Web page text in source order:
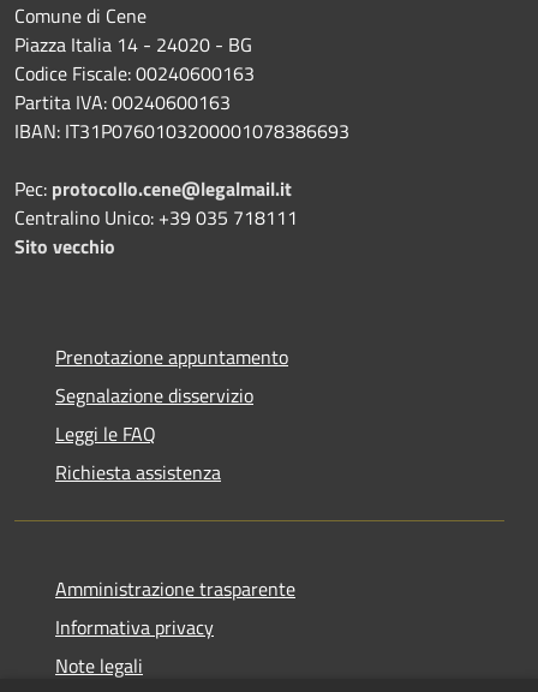
Comune di Cene
Piazza Italia 14 - 24020 - BG
Codice Fiscale: 00240600163
Partita IVA: 00240600163
IBAN: IT31P0760103200001078386693
Pec: protocollo.cene@legalmail.it
Centralino Unico: +39 035 718111
Sito vecchio
Prenotazione appuntamento
Segnalazione disservizio
Leggi le FAQ
Richiesta assistenza
Amministrazione trasparente
Informativa privacy
Note legali